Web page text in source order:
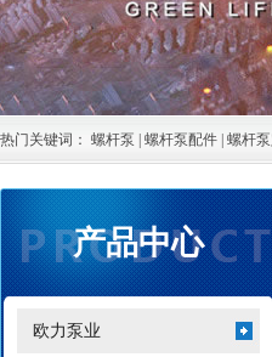
热门关键词： 螺杆泵 螺杆泵配件 螺杆
产品中心
欧力泵业